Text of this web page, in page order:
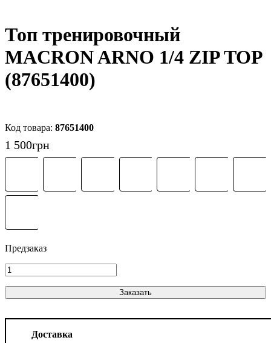
Топ тренировочный
MACRON ARNO 1/4 ZIP TOP
(87651400)
87651400
1 500грн
Заказать
Доставка